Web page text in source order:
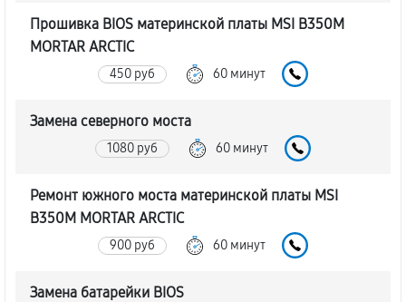
Прошивка BIOS материнской платы MSI B350M
MORTAR ARCTIC
450 руб 60 минут
Замена северного моста
1080 руб 60 минут
Ремонт южного моста материнской платы MSI
B350M MORTAR ARCTIC
900 руб 60 минут
Замена батарейки BIOS